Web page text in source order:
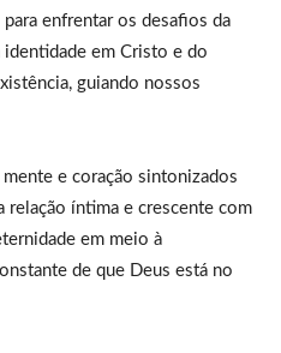
enfrentar os desafios da
em Cristo e do
guiando nossos
e coração sintonizados
relação íntima e crescente com
em meio à
de que Deus está no